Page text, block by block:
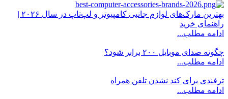
بهترین مارک‌های لوازم جانبی کامپیوتر و لپ‌تاپ در سال ۲۰۲۶ |
راهنمای خرید
ادامه مطلب...
چگونه صدای موبایل ۲۰۰ برابر شود؟
ادامه مطلب...
ترفندی برای کند نشدن تلفن همراه
ادامه مطلب...